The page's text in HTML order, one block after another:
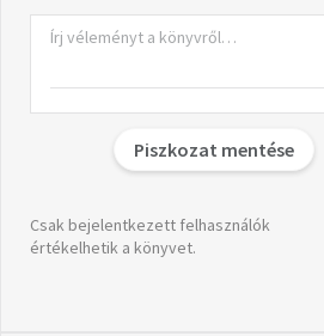
Piszkozat mentése
Csak bejelentkezett felhasználók
értékelhetik a könyvet.